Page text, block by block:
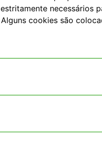
necessários
cookies são